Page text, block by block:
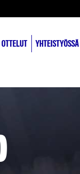
OTTELUT YHTEISTYÖSSÄ